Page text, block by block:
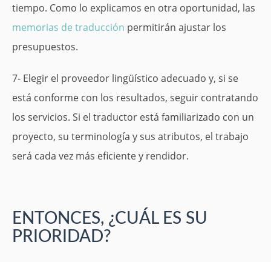
tiempo. Como lo explicamos en otra oportunidad, las
memorias de traducción permitirán ajustar los
presupuestos.
7- Elegir el proveedor lingüístico adecuado y, si se
está conforme con los resultados, seguir contratando
los servicios. Si el traductor está familiarizado con un
proyecto, su terminología y sus atributos, el trabajo
será cada vez más eficiente y rendidor.
ENTONCES, ¿CUÁL ES SU
PRIORIDAD?